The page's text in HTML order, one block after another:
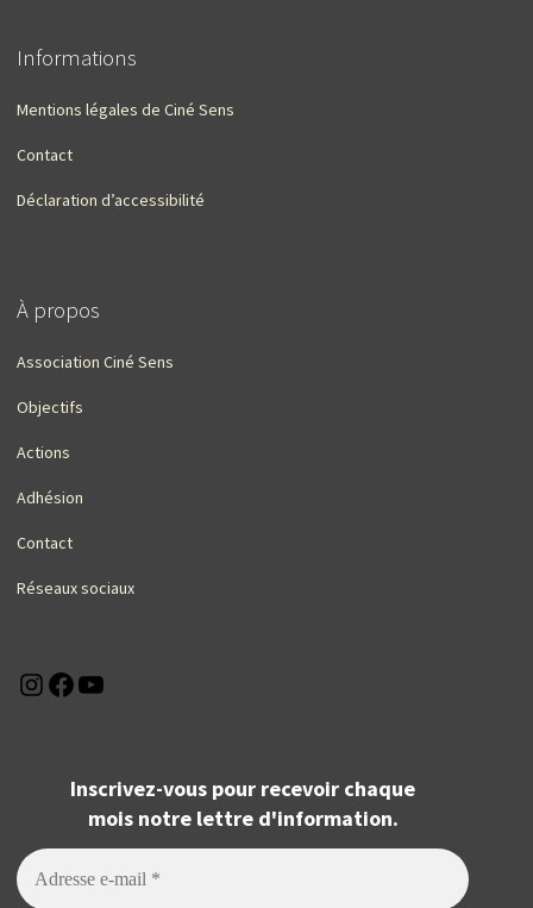
Informations
Mentions légales de Ciné Sens
Contact
Déclaration d’accessibilité
À propos
Association Ciné Sens
Objectifs
Actions
Adhésion
Contact
Réseaux sociaux
Instagram
Facebook
Inscrivez-vous pour recevoir chaque
mois notre lettre d'information.